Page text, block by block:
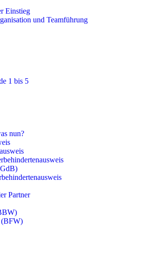
Einstieg
und Teamführung
1 bis 5
nun?
Partner
(BFW)